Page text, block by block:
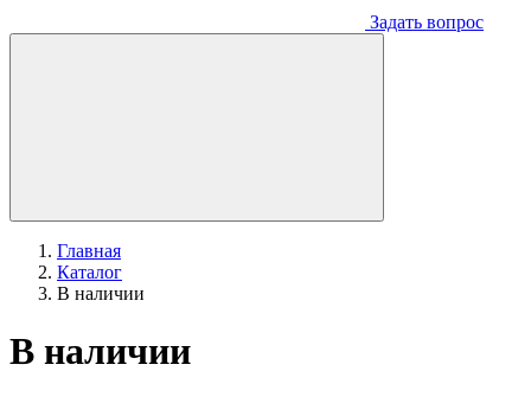
Задать вопрос
Главная
Каталог
В наличии
В наличии